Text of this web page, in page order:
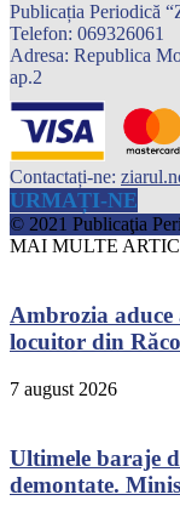
Publicația Periodică
Telefon: 069326061
Adresa: Republica
ap.2
Contactați-ne:
URMAȚI-NE
© 2021 Publicaţia
MAI MULTE
Ambrozia
locuitor din
7 august 2026
Ultimele baraje
demontate.